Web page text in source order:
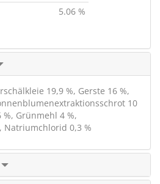
5.06 %
19,9 %, Gerste 16 %,
10
Grünmehl 4 %,
Natriumchlorid 0,3 %